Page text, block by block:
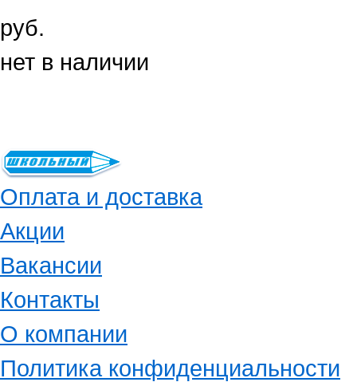
руб.
нет в наличии
Оплата и доставка
Акции
Вакансии
Контакты
О компании
Политика конфиденциальности